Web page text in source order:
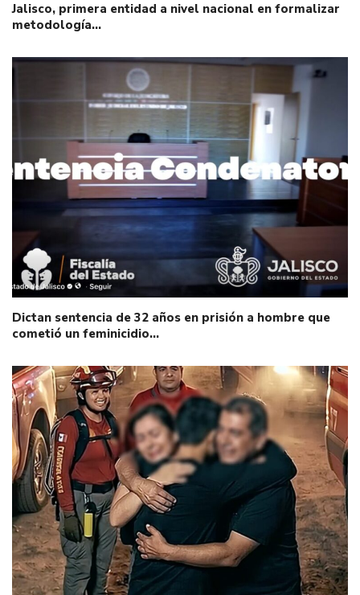
Jalisco, primera entidad a nivel nacional en formalizar
metodología…
Dictan sentencia de 32 años en prisión a hombre que
cometió un feminicidio…